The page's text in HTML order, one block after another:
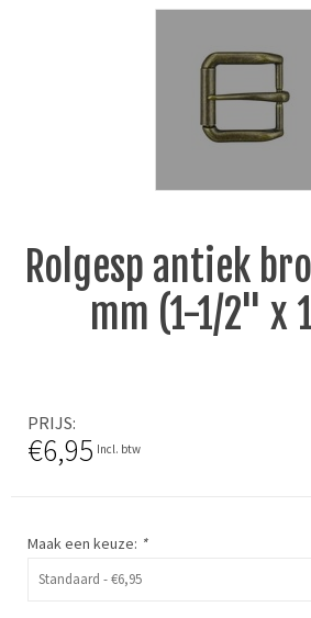
Rolgesp antiek
mm (1-1/2" x
PRIJS
€6,95 Incl. btw
Maak een keuze: *